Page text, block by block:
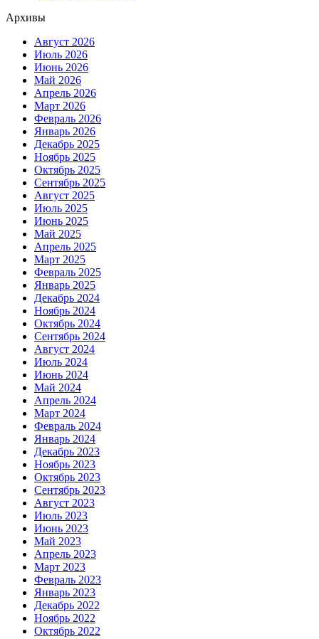
Архивы
Август 2026
Июль 2026
Июнь 2026
Май 2026
Апрель 2026
Март 2026
Февраль 2026
Январь 2026
Декабрь 2025
Ноябрь 2025
Октябрь 2025
Сентябрь 2025
Август 2025
Июль 2025
Июнь 2025
Май 2025
Апрель 2025
Март 2025
Февраль 2025
Январь 2025
Декабрь 2024
Ноябрь 2024
Октябрь 2024
Сентябрь 2024
Август 2024
Июль 2024
Июнь 2024
Май 2024
Апрель 2024
Март 2024
Февраль 2024
Январь 2024
Декабрь 2023
Ноябрь 2023
Октябрь 2023
Сентябрь 2023
Август 2023
Июль 2023
Июнь 2023
Май 2023
Апрель 2023
Март 2023
Февраль 2023
Январь 2023
Декабрь 2022
Ноябрь 2022
Октябрь 2022